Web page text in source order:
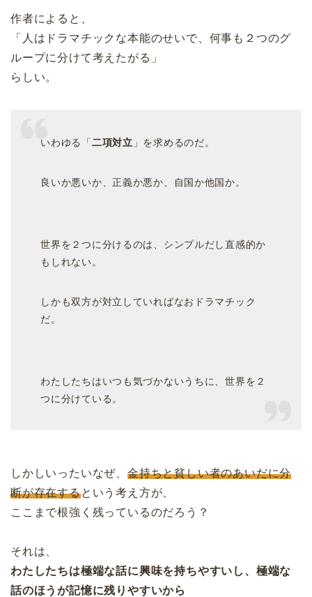
作者によると、
「人はドラマチックな本能のせいで、何事も２つのグ
ループに分けて考えたがる」
らしい。
いわゆる「二項対立 」を求めるのだ。
良いか悪いか、正義か悪か、自国か他国か。
世界を２つに分けるのは、シンプルだし直感的か
もしれない。
しかも双方が対立していればなおドラマチック
だ。
わたしたちはいつも気づかないうちに、世界を２
つに分けている。
しかしいったいなぜ、金持ちと貧しい者のあいだに分
断が存在するという考え方が、
ここまで根強く残っているのだろう？
それは、
わたしたちは極端な話に興味を持ちやすいし、極端な
話のほうが記憶に残りやすいから